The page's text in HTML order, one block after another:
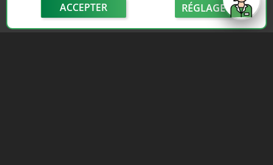
ACCEPTER RÉGLAGE